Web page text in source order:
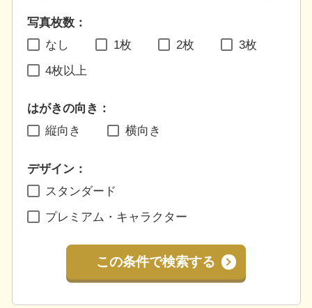
写真枚数：
なし
1枚 2枚 3枚
4枚以上
はがきの向き：
縦向き
横向き
デザイン：
スタンダード
プレミアム・キャラクター
この条件で検索する